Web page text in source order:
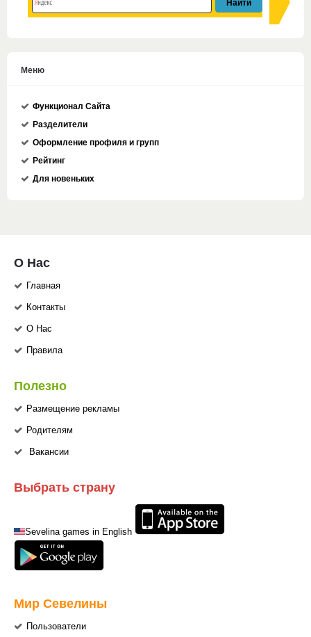
Меню
Функционал Сайта
Разделители
Оформление профиля и групп
Рейтинг
Для новеньких
О Нас
Главная
Контакты
О Нас
Правила
Полезно
Размещение рекламы
Родителям
Вакансии
Выбрать страну
Sevelina games in English
Мир Севелины
Пользователи